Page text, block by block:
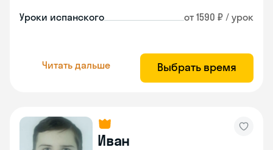
Уроки испанского от 1590 ₽ / урок
Читать дальше Выбрать время
Иван